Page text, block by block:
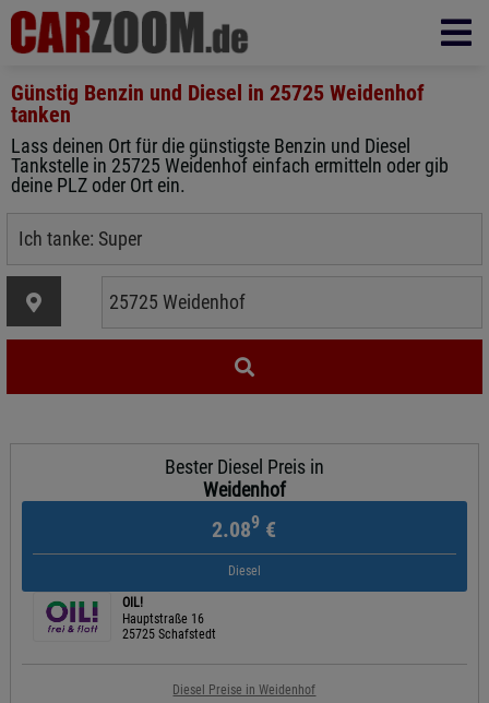
Günstig Benzin und Diesel in 25725 Weidenhof
tanken
Lass deinen Ort für die günstigste Benzin und Diesel
Tankstelle in 25725 Weidenhof einfach ermitteln oder gib
deine PLZ oder Ort ein.
Bester Diesel Preis in
Weidenhof
2.089 €
Diesel
OIL!
Hauptstraße 16
25725 Schafstedt
Diesel Preise in Weidenhof